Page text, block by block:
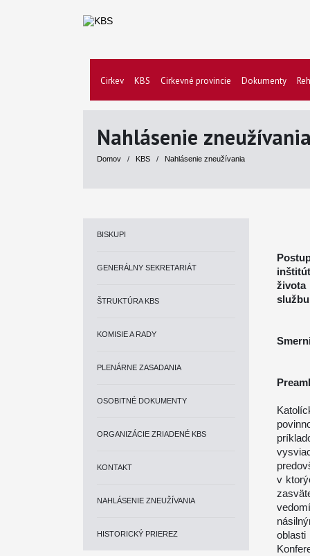
Cirkev KBS Cirkevné provincie Dokumenty
Nahlásenie
Domov / KBS / Nahlásenie zneužívania
BISKUPI
GENERÁLNY SEKRETARIÁT
ŠTRUKTÚRA KBS
KOMISIE A RADY
PLENÁRNE ZASADANIA
OSOBITNÉ DOKUMENTY
ORGANIZÁCIE ZRIADENÉ KBS
KONTAKT
NAHLÁSENIE ZNEUŽÍVANIA
HISTORICKÝ PRIEREZ
v